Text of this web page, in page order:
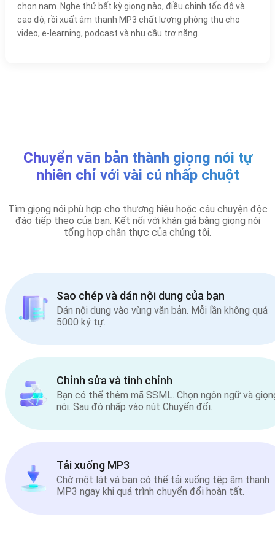
chọn nam. Nghe thử bất kỳ giọng nào, điều chỉnh tốc độ và
cao độ, rồi xuất âm thanh MP3 chất lượng phòng thu cho
video, e-learning, podcast và nhu cầu trợ năng.
Chuyển văn bản thành giọng nói tự
nhiên chỉ với vài cú nhấp chuột
Tìm giọng nói phù hợp cho thương hiệu hoặc câu chuyện độc
đáo tiếp theo của bạn. Kết nối với khán giả bằng giọng nói
tổng hợp chân thực của chúng tôi.
Sao chép và dán nội dung của bạn
Dán nội dung vào vùng văn bản. Mỗi lần không quá
5000 ký tự.
Chỉnh sửa và tinh chỉnh
Bạn có thể thêm mã SSML. Chọn ngôn ngữ và
nói. Sau đó nhấp vào nút Chuyển đổi.
Tải xuống MP3
Chờ một lát và bạn có thể tải xuống tệp âm thanh
MP3 ngay khi quá trình chuyển đổi hoàn tất.